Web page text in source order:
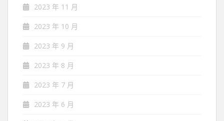
2023 年 11 月
2023 年 10 月
2023 年 9 月
2023 年 8 月
2023 年 7 月
2023 年 6 月